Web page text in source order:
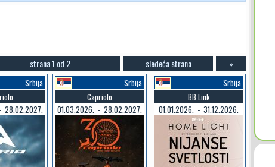
strana 1 od 2 sledeća strana »
Srbija
28.02.2027.
Srbija
Capriolo
01.03.2026. - 28.02.2027.
Srbija
BB Link
01.01.2026. - 31.12.2026.